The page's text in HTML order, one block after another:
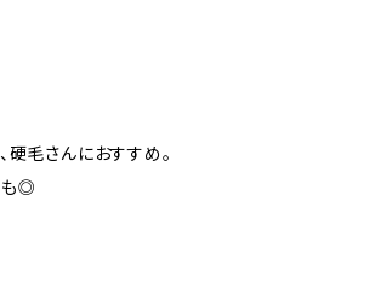
硬毛さんにおすすめ。
も◎